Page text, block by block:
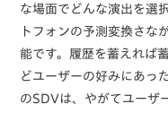
な場面でどんな演出を選
トフォンの予測変換さな
能です。履歴を蓄えれば
どユーザーの好みにあっ
のSDVは、やがてユーザ